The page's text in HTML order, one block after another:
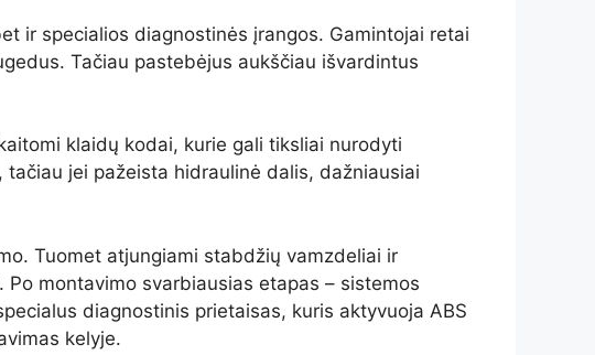
ir specialios diagnostinės įrangos. Gamintojai retai
Tačiau pastebėjus aukščiau išvardintus
klaidų kodai, kurie gali tiksliai nurodyti
jei pažeista hidraulinė dalis, dažniausiai
Tuomet atjungiami stabdžių vamzdeliai ir
montavimo svarbiausias etapas – sistemos
diagnostinis prietaisas, kuris aktyvuoja ABS
kelyje.